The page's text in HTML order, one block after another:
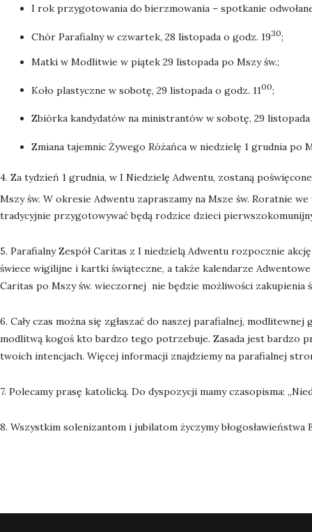
I rok przygotowania do bierzmowania – spotkanie
Chór Parafialny w czwartek, 28 listopada o godz. 1930;
Matki w Modlitwie w piątek 29 listopada po Mszy św.;
Koło plastyczne w sobotę, 29 listopada o godz. 1100;
Zbiórka kandydatów na ministrantów w sobotę, 29 listopada
Zmiana tajemnic Żywego Różańca w niedzielę 1 grudnia po
4. Za tydzień 1 grudnia, w I Niedzielę Adwentu, zostaną
Mszy św. W okresie Adwentu zapraszamy na Msze św. Roratnie
tradycyjnie przygotowywać będą rodzice dzieci
5. Parafialny Zespół Caritas z I niedzielą Adwentu rozpocznie
świece wigilijne i kartki świąteczne, a także kalendarze
Caritas po Mszy św. wieczornej nie będzie możliwości zakupienia
6. Cały czas można się zgłaszać do naszej parafialnej,
modlitwą kogoś kto bardzo tego potrzebuje. Zasada jest bardzo
twoich intencjach. Więcej informacji znajdziemy na parafialnej
7. Polecamy prasę katolicką. Do dyspozycji mamy czasopisma:
8. Wszystkim solenizantom i jubilatom życzymy